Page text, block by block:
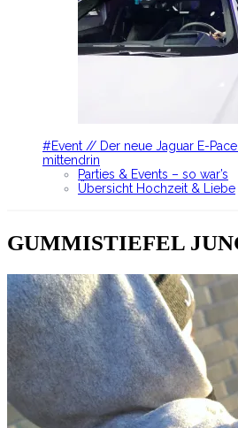
#Event // Der neue Jaguar E-
mittendrin
Parties & Events – so war’s
Übersicht Hochzeit & Liebe
GUMMISTIEFEL